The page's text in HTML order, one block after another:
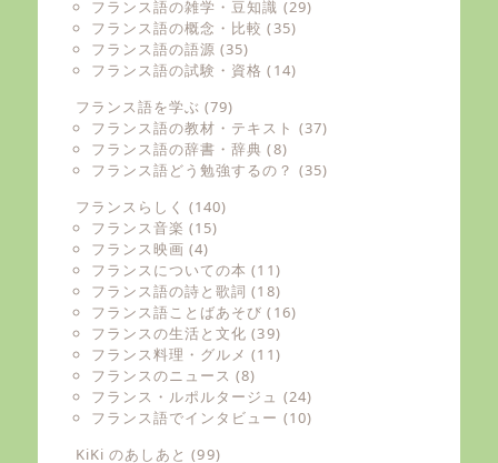
フランス語の雑学・豆知識 (29)
フランス語の概念・比較 (35)
フランス語の語源 (35)
フランス語の試験・資格 (14)
フランス語を学ぶ (79)
フランス語の教材・テキスト (37)
フランス語の辞書・辞典 (8)
フランス語どう勉強するの？ (35)
フランスらしく (140)
フランス音楽 (15)
フランス映画 (4)
フランスについての本 (11)
フランス語の詩と歌詞 (18)
フランス語ことばあそび (16)
フランスの生活と文化 (39)
フランス料理・グルメ (11)
フランスのニュース (8)
フランス・ルポルタージュ (24)
フランス語でインタビュー (10)
KiKi のあしあと (99)